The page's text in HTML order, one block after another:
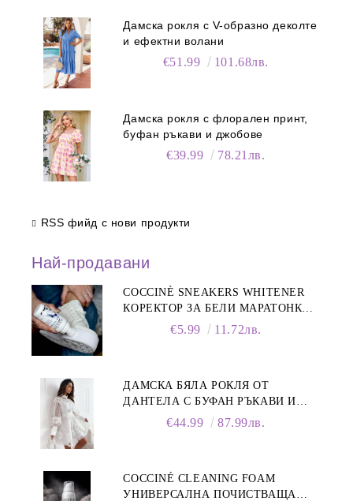
Дамска рокля с V-образно деколте
и ефектни волани
€51.99 101.68лв.
Дамска рокля с флорален принт,
буфан ръкави и джобове
€39.99 78.21лв.
RSS фийд с нови продукти
Най-продавани
COCCINÈ SNEAKERS WHITENER
КОРЕКТОР ЗА БЕЛИ МАРАТОНКИ,
€5.99 11.72лв.
ДАМСКА БЯЛА РОКЛЯ ОТ
ДАНТЕЛА С БУФАН РЪКАВИ И
€44.99 87.99лв.
COCCINÉ CLEANING FOAM
УНИВЕРСАЛНА ПОЧИСТВАЩА